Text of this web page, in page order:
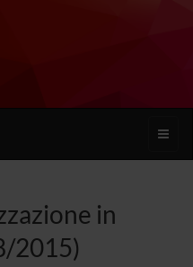
Toggle
in
2015)